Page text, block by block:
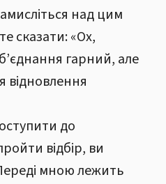
над цим
сказати: «Ох,
гарний, але
відновлення
до
відбір, ви
мною лежить